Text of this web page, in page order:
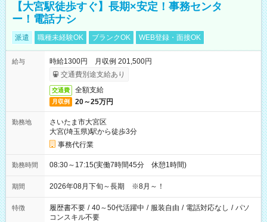
【大宮駅徒歩すぐ】長期×安定！事務センタ
ー！電話ナシ
派遣 職種未経験OK ブランクOK WEB登録・面接OK
給与
時給1300円 月収例 201,500円
交通費別途支給あり
交通費 全額支給
月収例 20～25万円
勤務地
さいたま市大宮区
大宮(埼玉県)駅から徒歩3分
事務代行業
勤務時間 08:30～17:15(実働7時間45分 休憩1時間)
期間 2026年08月下旬～長期 ※8月～！
特徴 履歴書不要 / 40～50代活躍中 / 服装自由 / 電話対応なし / パソ
コンスキル不要